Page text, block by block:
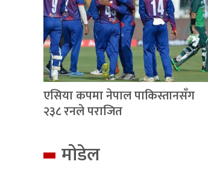
एसिया कपमा नेपाल पाकिस्तानसँग
२३८ रनले पराजित
मोडेल